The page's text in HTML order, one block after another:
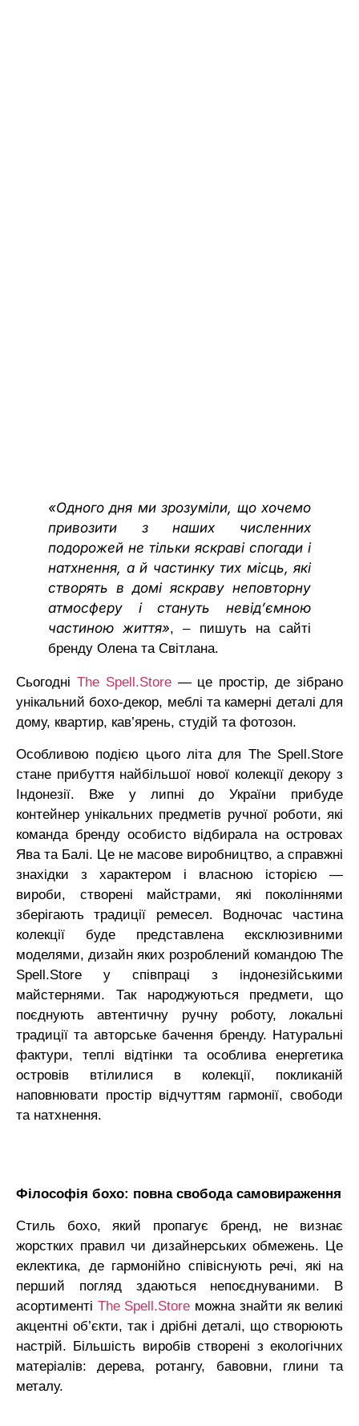
«Одного дня ми зрозуміли, що хочемо
привозити з наших численних
подорожей не тільки яскраві спогади і
натхнення, а й частинку тих місць, які
створять в домі яскраву неповторну
атмосферу і стануть невідʼємною
частиною життя», – пишуть на сайті
бренду Олена та Світлана.
Сьогодні The Spell.Store— це простір, де зібрано
унікальний бохо-декор, меблі та камерні деталі для
дому, квартир, кав’ярень, студій та фотозон.
Особливою подією цього літа для The Spell.Store
стане прибуття найбільшої нової колекції декору з
Індонезії. Вже у липні до України прибуде
контейнер унікальних предметів ручної роботи, які
команда бренду особисто відбирала на островах
Ява та Балі. Це не масове виробництво, а справжні
знахідки з характером і власною історією —
вироби, створені майстрами, які поколіннями
зберігають традиції ремесел. Водночас частина
колекції буде представлена ексклюзивними
моделями, дизайн яких розроблений командою The
Spell.Store у співпраці з індонезійськими
майстернями. Так народжуються предмети, що
поєднують автентичну ручну роботу, локальні
традиції та авторське бачення бренду. Натуральні
фактури, теплі відтінки та особлива енергетика
островів втілилися в колекції, покликаній
наповнювати простір відчуттям гармонії, свободи
та натхнення.
Філософія бохо: повна свобода самовираження
Стиль бохо, який пропагує бренд, не визнає
жорстких правил чи дизайнерських обмежень. Це
еклектика, де гармонійно співіснують речі, які на
перший погляд здаються непоєднуваними. В
асортименті The Spell.Store можна знайти як великі
акцентні об’єкти, так і дрібні деталі, що створюють
настрій. Більшість виробів створені з екологічних
матеріалів: дерева, ротангу, бавовни, глини та
металу.